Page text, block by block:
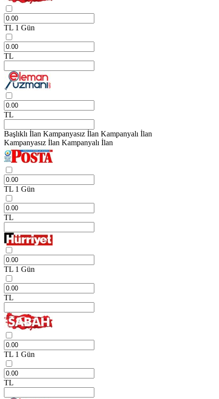
TL 1 Gün
TL
TL
Başlıklı İlan Kampanyasız İlan Kampanyalı İlan
Kampanyasız İlan Kampanyalı İlan
TL 1 Gün
TL
TL 1 Gün
TL
TL 1 Gün
TL